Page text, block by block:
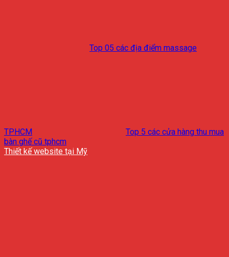
Top 05 các địa điểm massage
TPHCM
Top 5 các cửa hàng thu mua
bàn ghế cũ tphcm
Thiết kế website tại Mỹ